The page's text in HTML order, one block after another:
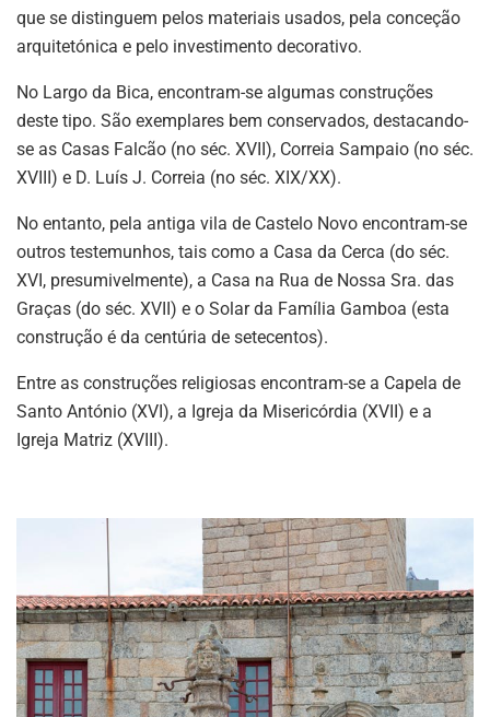
que se distinguem pelos materiais usados, pela conceção
arquitetónica e pelo investimento decorativo.
No Largo da Bica, encontram-se algumas construções
deste tipo. São exemplares bem conservados, destacando-
se as Casas Falcão (no séc. XVII), Correia Sampaio (no séc.
XVIII) e D. Luís J. Correia (no séc. XIX/XX).
No entanto, pela antiga vila de Castelo Novo encontram-se
outros testemunhos, tais como a Casa da Cerca (do séc.
XVI, presumivelmente), a Casa na Rua de Nossa Sra. das
Graças (do séc. XVII) e o Solar da Família Gamboa (esta
construção é da centúria de setecentos).
Entre as construções religiosas encontram-se a Capela de
Santo António (XVI), a Igreja da Misericórdia (XVII) e a
Igreja Matriz (XVIII).